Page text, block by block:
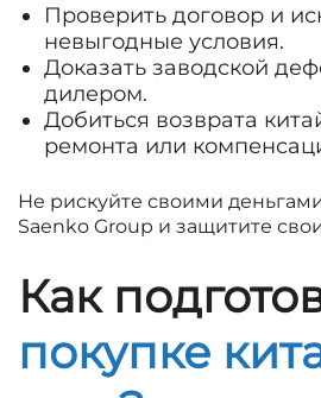
Проверить договор и
невыгодные условия.
Доказать заводской
дилером.
Добиться возврата
ремонта или
Не рискуйте своими
Saenko Group и защитите
Как
покупке